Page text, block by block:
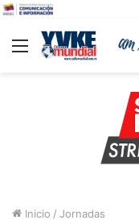
Menu
Inicio / Jornadas